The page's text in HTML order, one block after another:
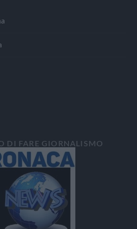
DI FARE GIORNALISMO